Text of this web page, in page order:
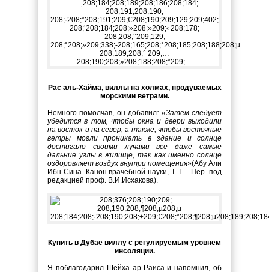
Рас аль-Хайма, виллы на холмах, продуваемых
морскими ветрами.
Немного помолчав, он добавил: «Затем следует
убедится в том, чтобы окна и двери выходили
на восток и на север; а также, чтобы восточные
ветры могли проникать в здание и солнце
достигало своими лучами все даже самые
дальние углы в жилище, так как именно солнце
оздоровляет воздух внутри помещения»(Абу Али
Ибн Сина. Канон врачебной науки, Т. I. – Пер. под
редакцией проф. В.И.Исхакова).
Купить в Дубае виллу с регулируемым уровнем
инсоляции.
Я поблагодарил Шейха ар-Раиса и напомнил, об